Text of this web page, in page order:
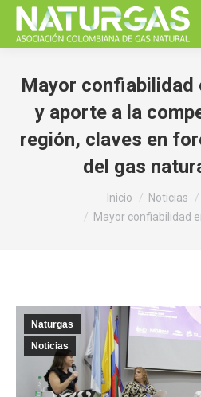
Mayor confiabilidad
y aporte a la
región, claves en
del gas
Inicio Noticias
Mayor confiabilidad
Naturgas
Noticias